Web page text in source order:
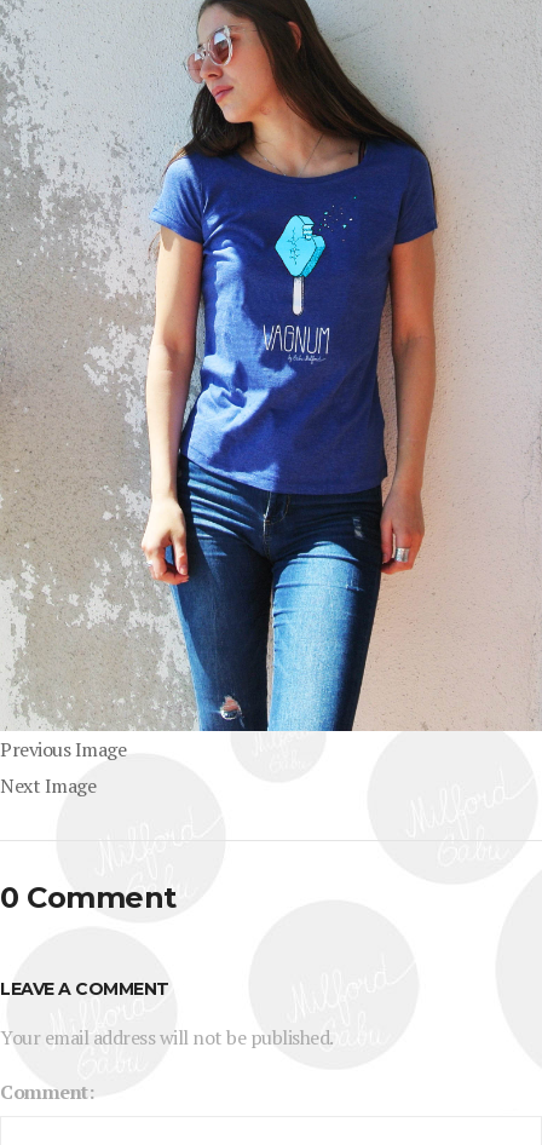
Previous Image
Next Image
0 Comment
LEAVE A COMMENT
Your email address will not be published.
Comment: